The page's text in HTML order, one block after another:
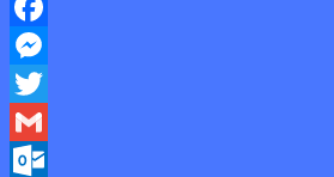
Facebook
Messenger
Twitter
Gmail